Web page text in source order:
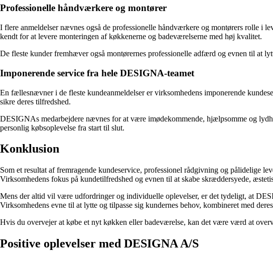
Professionelle håndværkere og montører
I flere anmeldelser nævnes også de professionelle håndværkere og montørers rolle i
kendt for at levere monteringen af køkkenerne og badeværelserne med høj kvalitet.
De fleste kunder fremhæver også montørernes professionelle adfærd og evnen til at
Imponerende service fra hele DESIGNA-teamet
En fællesnævner i de fleste kundeanmeldelser er virksomhedens imponerende
sikre deres tilfredshed.
DESIGNAs medarbejdere nævnes for at være imødekommende, hjælpsomme og
personlig købsoplevelse fra start til slut.
Konklusion
Som et resultat af fremragende kundeservice, professionel rådgivning og pålidelige
Virksomhedens fokus på kundetilfredshed og evnen til at skabe skræddersyede,
Mens der altid vil være udfordringer og individuelle oplevelser, er det tydeligt, at
Virksomhedens evne til at lytte og tilpasse sig kundernes behov, kombineret med
Hvis du overvejer at købe et nyt køkken eller badeværelse, kan det være værd at
Positive oplevelser med DESIGNA A/S